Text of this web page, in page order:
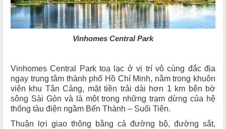
Vinhomes Central Park
Vinhomes Central Park toạ lạc ở vị trí vô cùng đắc địa
ngay trung tâm thành phố Hồ Chí Minh, nằm trong khuôn
viên khu Tân Cảng, mặt tiền trải dài hơn 1 km bên bờ
sông Sài Gòn và là một trong những trạm dừng của hệ
thống tàu điện ngầm Bến Thành – Suối Tiên.
Thuận lợi giao thông bằng cả đường bộ, đường sắt,